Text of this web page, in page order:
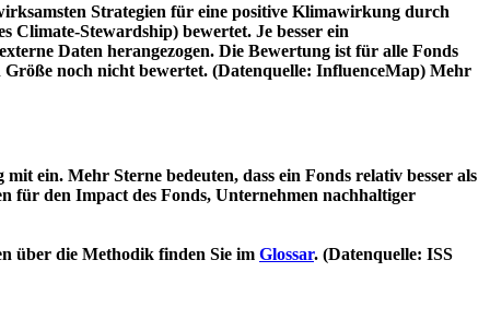
Strategien für eine positive Klimawirkung durch
Stewardship) bewertet. Je besser ein
Daten herangezogen. Die Bewertung ist für alle Fonds
noch nicht bewertet. (Datenquelle: InfluenceMap) Mehr
ein. Mehr Sterne bedeuten, dass ein Fonds relativ besser als
für den Impact des Fonds, Unternehmen nachhaltiger
über die Methodik finden Sie im Glossar. (Datenquelle: ISS